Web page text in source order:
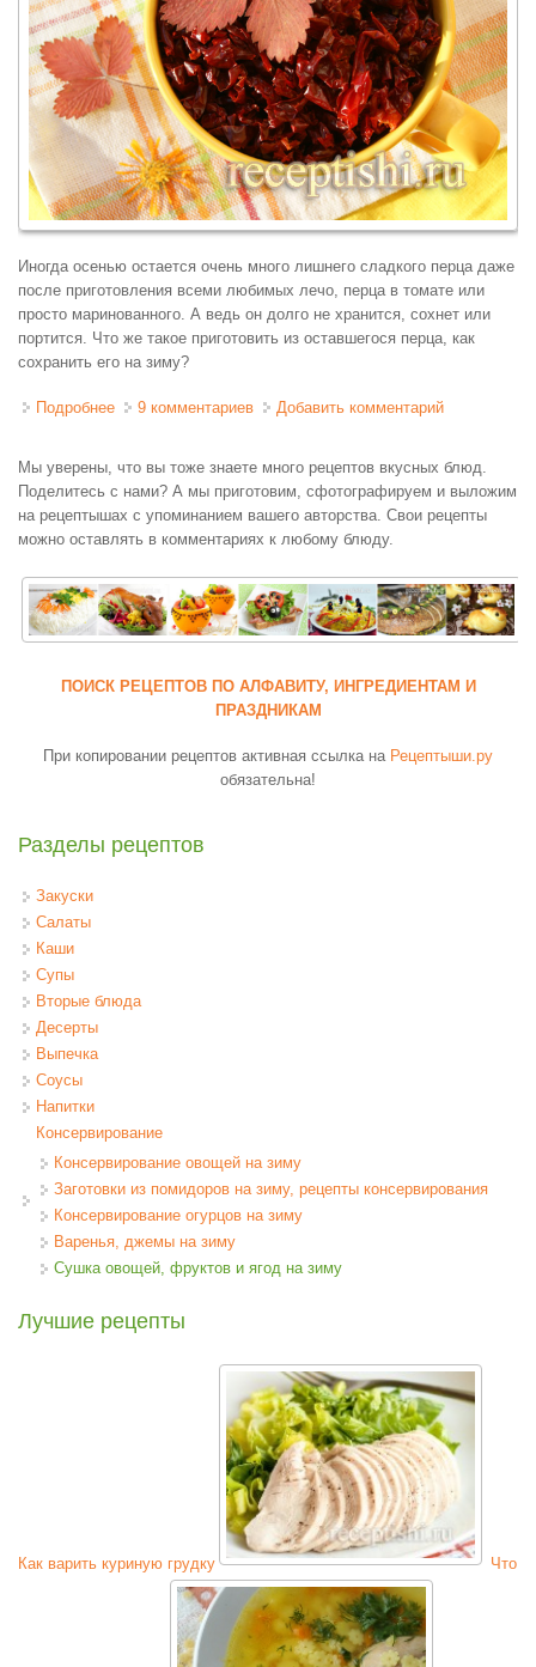
Иногда осенью остается очень много лишнего сладкого перца даже
после приготовления всеми любимых лечо, перца в томате или
просто маринованного. А ведь он долго не хранится, сохнет или
портится. Что же такое приготовить из оставшегося перца, как
сохранить его на зиму?
Подробнее о Паприка сушеная в духовке
9 комментариев Добавить комментарий
Мы уверены, что вы тоже знаете много рецептов вкусных блюд.
Поделитесь с нами? А мы приготовим, сфотографируем и выложим
на рецептышах с упоминанием вашего авторства. Свои рецепты
можно оставлять в комментариях к любому блюду.
ПОИСК РЕЦЕПТОВ ПО АЛФАВИТУ, ИНГРЕДИЕНТАМ И
ПРАЗДНИКАМ
При копировании рецептов активная ссылка на Рецептыши.ру
обязательна!
Разделы рецептов
Закуски
Салаты
Каши
Супы
Вторые блюда
Десерты
Выпечка
Соусы
Напитки
Консервирование
Консервирование овощей на зиму
Заготовки из помидоров на зиму, рецепты консервирования
Консервирование огурцов на зиму
Варенья, джемы на зиму
Сушка овощей, фруктов и ягод на зиму
Лучшие рецепты
Как варить куриную грудку Что